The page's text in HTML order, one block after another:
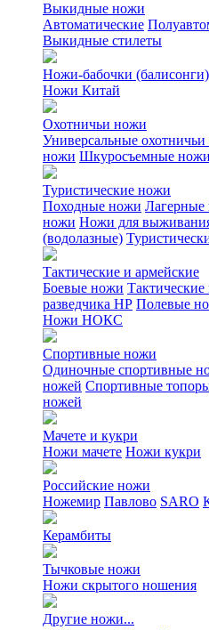
Выкидные ножи
Автоматические
Выкидные стилеты
Ножи-бабочки (балисонги)
Ножи Китай
Охотничьи ножи
Универсальные
ножи Шкуросъемные
Туристические ножи
Походные ножи Лагерные
ножи Ножи для
(водолазные)
Тактические и армейские
Боевые ножи
разведчика НР Полевые
Ножи НОКС
Спортивные ножи
Одиночные спортивные
ножей Спортивные
ножей
Мачете и кукри
Ножи мачете Ножи кукри
Российские ножи
Ножемир Павлово SARO
Керамбиты
Тычковые ножи
Ножи скрытого ношения
Другие ножи...